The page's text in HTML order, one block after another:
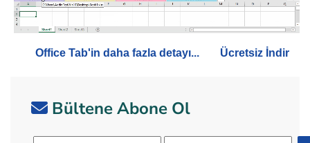
Office Tab'in daha fazla detayı... Ücretsiz İndir
Bültene Abone Ol